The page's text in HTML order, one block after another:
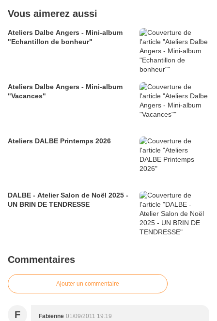
Vous aimerez aussi
Ateliers Dalbe Angers - Mini-album
"Echantillon de bonheur"
Ateliers Dalbe Angers - Mini-album
"Vacances"
Ateliers DALBE Printemps 2026
DALBE - Atelier Salon de Noël 2025 -
UN BRIN DE TENDRESSE
Commentaires
Ajouter un commentaire
F Fabienne 01/09/2011 19:19